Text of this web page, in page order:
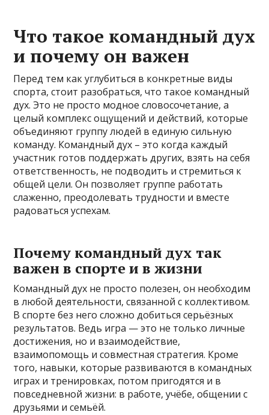
Что такое командный дух
и почему он важен
Перед тем как углубиться в конкретные виды
спорта, стоит разобраться, что такое командный
дух. Это не просто модное словосочетание, а
целый комплекс ощущений и действий, которые
объединяют группу людей в единую сильную
команду. Командный дух – это когда каждый
участник готов поддержать других, взять на себя
ответственность, не подводить и стремиться к
общей цели. Он позволяет группе работать
слаженно, преодолевать трудности и вместе
радоваться успехам.
Почему командный дух так
важен в спорте и в жизни
Командный дух не просто полезен, он необходим
в любой деятельности, связанной с коллективом.
В спорте без него сложно добиться серьёзных
результатов. Ведь игра — это не только личные
достижения, но и взаимодействие,
взаимопомощь и совместная стратегия. Кроме
того, навыки, которые развиваются в командных
играх и тренировках, потом пригодятся и в
повседневной жизни: в работе, учёбе, общении с
друзьями и семьёй.